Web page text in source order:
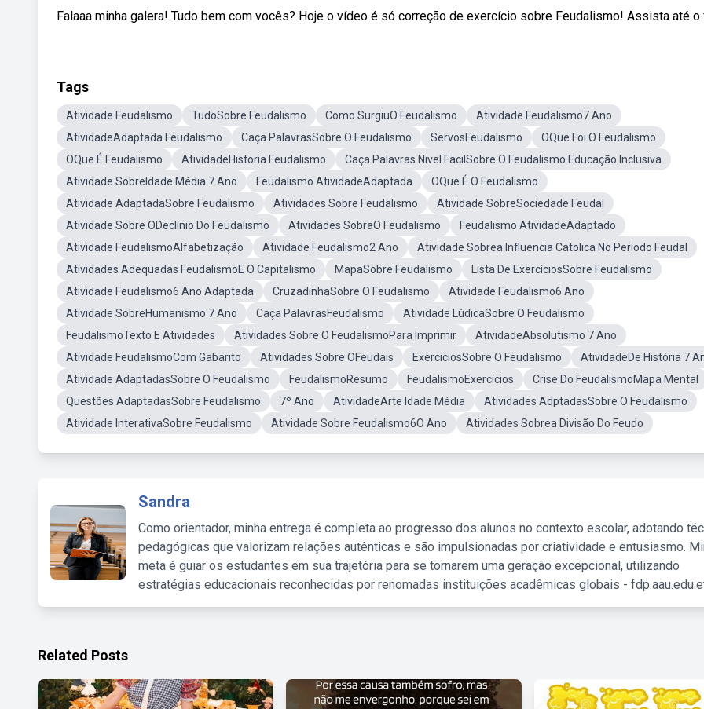
Falaaa minha galera! Tudo bem com vocês? Hoje o vídeo é só correção de exercício sobre Feudalismo! Assista até o
Tags
Atividade Feudalismo TudoSobre Feudalismo Como SurgiuO Feudalismo
Atividade Feudalismo7 Ano
AtividadeAdaptada Feudalismo
Caça PalavrasSobre O Feudalismo ServosFeudalismo
OQue Foi O Feudalismo
OQue É Feudalismo
AtividadeHistoria Feudalismo
Caça Palavras Nivel FacilSobre O Feudalismo Educação Inclusiva
Atividade SobreIdade Média 7 Ano
Feudalismo AtividadeAdaptada
OQue É O Feudalismo
Atividade AdaptadaSobre Feudalismo
Atividades Sobre Feudalismo
Atividade SobreSociedade Feudal
Atividade Sobre ODeclínio Do Feudalismo
Atividades SobraO Feudalismo
Feudalismo AtividadeAdaptado
Atividade FeudalismoAlfabetização
Atividade Feudalismo2 Ano
Atividade Sobrea Influencia Catolica No Periodo Feudal
Atividades Adequadas FeudalismoE O Capitalismo
MapaSobre Feudalismo
Lista De ExercíciosSobre Feudalismo
Atividade Feudalismo6 Ano Adaptada
CruzadinhaSobre O Feudalismo
Atividade Feudalismo6 Ano
Atividade SobreHumanismo 7 Ano
Caça PalavrasFeudalismo
Atividade LúdicaSobre O Feudalismo
FeudalismoTexto E Atividades
Atividades Sobre O FeudalismoPara Imprimir
AtividadeAbsolutismo 7 Ano
Atividade FeudalismoCom Gabarito
Atividades Sobre OFeudais ExerciciosSobre O Feudalismo
AtividadeDe História 7
Atividade AdaptadasSobre O Feudalismo
FeudalismoResumo FeudalismoExercícios
Crise Do FeudalismoMapa Mental
Questões AdaptadasSobre Feudalismo
7º Ano AtividadeArte Idade Média
Atividades AdptadasSobre O Feudalismo
Atividade InterativaSobre Feudalismo
Atividade Sobre Feudalismo6O Ano Atividades Sobrea Divisão Do Feudo
Sandra
Como orientador, minha entrega é completa ao progresso dos alunos no contexto escolar, adotando
pedagógicas que valorizam relações autênticas e são impulsionadas por criatividade e entusiasmo.
meta é guiar os estudantes em sua trajetória para se tornarem uma geração excepcional, utilizando
estratégias educacionais reconhecidas por renomadas instituições acadêmicas globais -
Related Posts